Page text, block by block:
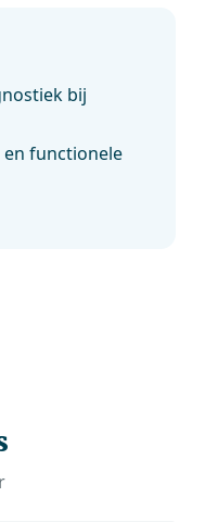
bij
en functionele